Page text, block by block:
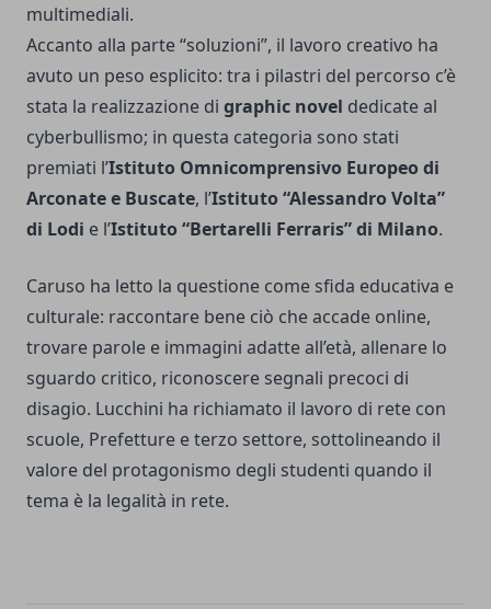
multimediali.
Accanto alla parte “soluzioni”, il lavoro creativo ha
avuto un peso esplicito: tra i pilastri del percorso c’è
stata la realizzazione di graphic novel dedicate al
cyberbullismo; in questa categoria sono stati
premiati l’Istituto Omnicomprensivo Europeo di
Arconate e Buscate, l’Istituto “Alessandro Volta”
di Lodi e l’Istituto “Bertarelli Ferraris” di Milano.
Caruso ha letto la questione come sfida educativa e
culturale: raccontare bene ciò che accade online,
trovare parole e immagini adatte all’età, allenare lo
sguardo critico, riconoscere segnali precoci di
disagio. Lucchini ha richiamato il lavoro di rete con
scuole, Prefetture e terzo settore, sottolineando il
valore del protagonismo degli studenti quando il
tema è la legalità in rete.